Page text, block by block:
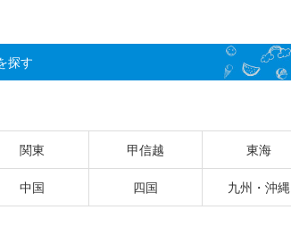
探す
関東 甲信越 東海
中国 四国 九州・沖縄